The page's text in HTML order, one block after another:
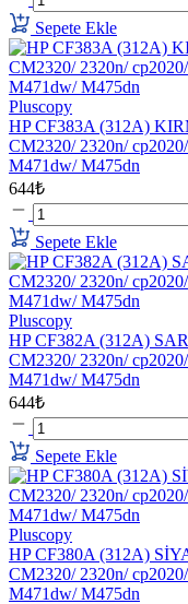
Sepete Ekle
Pluscopy
HP CF383A (312A)
CM2320/ 2320n/
M471dw/ M475dn
644₺
Sepete Ekle
Pluscopy
HP CF382A (312A)
CM2320/ 2320n/
M471dw/ M475dn
644₺
Sepete Ekle
Pluscopy
HP CF380A (312A)
CM2320/ 2320n/
M471dw/ M475dn